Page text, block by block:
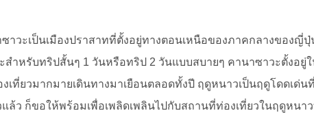
าวะเป็นเมืองปราสาทที่ตั้งอยู่ทางตอนเหนือของภาคกลางของ
สำหรับทริปสั้นๆ 1 วันหรือทริป 2 วันแบบสบายๆ คานาซาวะตั้งอ
เที่ยวมากมายเดินทางมาเยือนตลอดทั้งปี ฤดูหนาวเป็นฤดูโดดเ
ล้ว ก็ขอให้พร้อมเพื่อเพลิดเพลินไปกับสถานที่ท่องเที่ยวในฤดูหน